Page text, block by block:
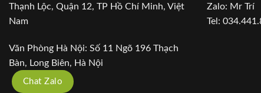
Thạnh Lộc, Quận 12, TP Hồ Chí Minh, Việt
Nam
Văn Phòng Hà Nội: Số 11 Ngõ 196 Thạch
Bàn, Long Biên, Hà Nội
Zalo: Mr Trí
Tel:
Chat Zalo